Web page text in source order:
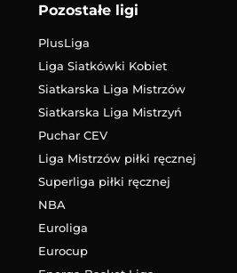
Pozostałe ligi
PlusLiga
Liga Siatkówki Kobiet
Siatkarska Liga Mistrzów
Siatkarska Liga Mistrzyń
Puchar CEV
Liga Mistrzów piłki ręcznej
Superliga piłki ręcznej
NBA
Euroliga
Eurocup